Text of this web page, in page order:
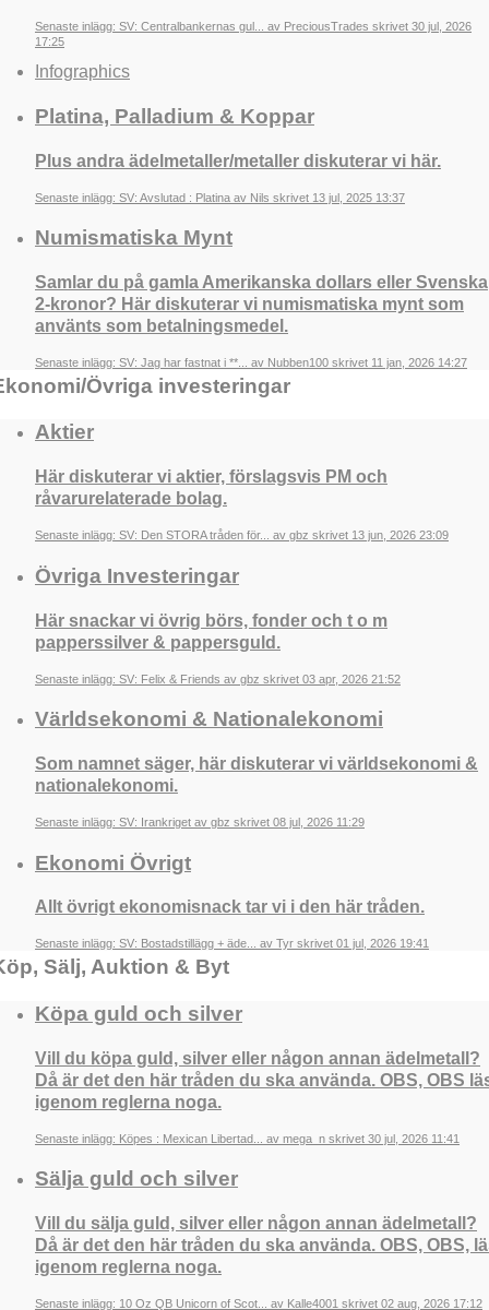
Senaste inlägg: SV: Centralbankernas gul... av PreciousTrades skrivet 30 jul, 2026
17:25
Infographics
Platina, Palladium & Koppar
Plus andra ädelmetaller/metaller diskuterar vi här.
Senaste inlägg: SV: Avslutad : Platina av Nils skrivet 13 jul, 2025 13:37
Numismatiska Mynt
Samlar du på gamla Amerikanska dollars eller Svenska
2-kronor? Här diskuterar vi numismatiska mynt som
använts som betalningsmedel.
Senaste inlägg: SV: Jag har fastnat i **... av Nubben100 skrivet 11 jan, 2026 14:27
Övriga investeringar
Aktier
Här diskuterar vi aktier, förslagsvis PM och
råvarurelaterade bolag.
Senaste inlägg: SV: Den STORA tråden för... av gbz skrivet 13 jun, 2026 23:09
Övriga Investeringar
Här snackar vi övrig börs, fonder och t o m
papperssilver & pappersguld.
Senaste inlägg: SV: Felix & Friends av gbz skrivet 03 apr, 2026 21:52
Världsekonomi & Nationalekonomi
Som namnet säger, här diskuterar vi världsekonomi &
nationalekonomi.
Senaste inlägg: SV: Irankriget av gbz skrivet 08 jul, 2026 11:29
Ekonomi Övrigt
Allt övrigt ekonomisnack tar vi i den här tråden.
Senaste inlägg: SV: Bostadstillägg + äde... av Tyr skrivet 01 jul, 2026 19:41
Sälj, Auktion & Byt
Köpa guld och silver
Vill du köpa guld, silver eller någon annan ädelmetall?
Då är det den här tråden du ska använda. OBS, OBS
igenom reglerna noga.
Senaste inlägg: Köpes : Mexican Libertad... av mega_n skrivet 30 jul, 2026 11:41
Sälja guld och silver
Vill du sälja guld, silver eller någon annan ädelmetall?
Då är det den här tråden du ska använda. OBS, OBS,
igenom reglerna noga.
Senaste inlägg: 10 Oz QB Unicorn of Scot... av Kalle4001 skrivet 02 aug, 2026 17:12